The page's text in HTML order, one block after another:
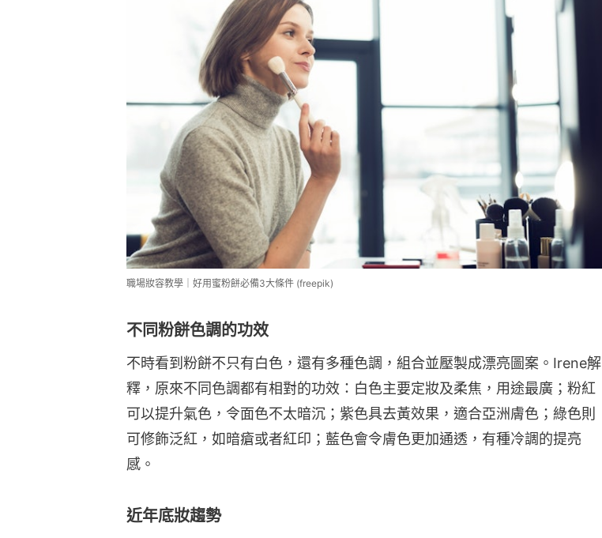
職場妝容教學｜好用蜜粉餅必備3大條件 (freepik)
不同粉餅色調的功效
不時看到粉餅不只有白色，還有多種色調，組合並壓製成漂亮圖案。Irene解
釋，原來不同色調都有相對的功效：白色主要定妝及柔焦，用途最廣；粉紅
可以提升氣色，令面色不太暗沉；紫色具去黃效果，適合亞洲膚色；綠色則
可修飾泛紅，如暗瘡或者紅印；藍色會令膚色更加通透，有種冷調的提亮
感。
近年底妝趨勢